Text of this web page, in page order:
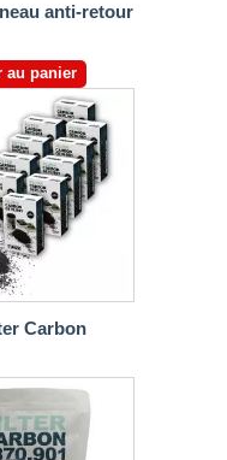
anti-retour
au panier
Carbon